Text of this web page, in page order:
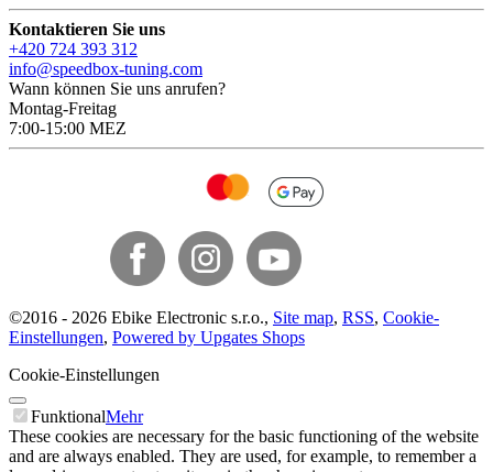
Kontaktieren Sie uns
+420 724 393 312
info@speedbox-tuning.com
Wann können Sie uns anrufen?
Montag-Freitag
7:00-15:00 MEZ
©2016 - 2026 Ebike Electronic s.r.o., Site map, RSS, Cookie-
Einstellungen, Powered by Upgates Shops
Cookie-Einstellungen
FunktionalMehr
These cookies are necessary for the basic functioning of the website
and are always enabled. They are used, for example, to remember a